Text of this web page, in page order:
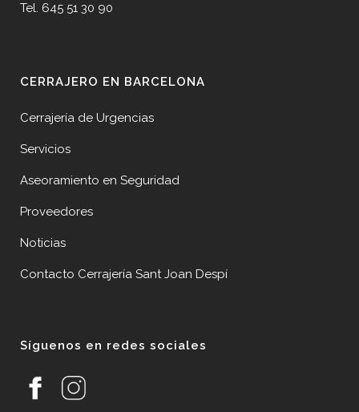
Tel. 645 51 30 90
CERRAJERO EN BARCELONA
Cerrajería de Urgencias
Servicios
Aseoramiento en Seguridad
Proveedores
Noticias
Contacto Cerrajería Sant Joan Despí
Síguenos en redes sociales